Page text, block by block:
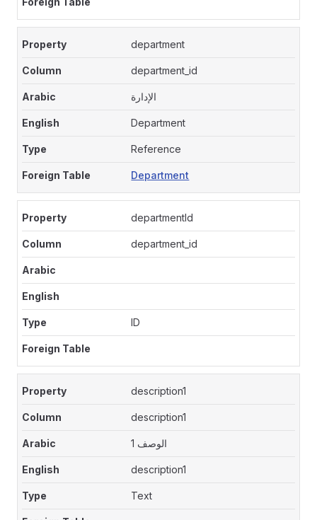
department
department_id
الإدارة
Department
Reference
Department
departmentId
department_id
ID
description1
description1
الوصف 1
description1
Text